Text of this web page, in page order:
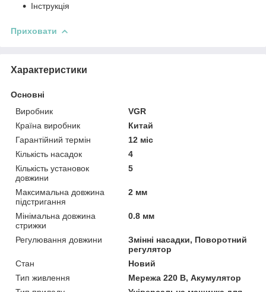
Інструкція
Приховати
Характеристики
Основні
Виробник
VGR
Країна виробник
Китай
Гарантійний термін
12 міс
Кількість насадок
4
Кількість установок
довжини
5
Максимальна довжина
підстригання
2 мм
Мінімальна довжина
стрижки
0.8 мм
Регулювання довжини
Змінні насадки, Поворотний
регулятор
Стан
Новий
Тип живлення
Мережа 220 В, Акумулятор